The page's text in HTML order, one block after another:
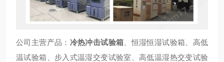
公司主营产品： 冷热冲击试验箱 、恒湿恒湿试验箱、高低
温试验箱、步入式温湿交变试验室、高低温湿热交变试验